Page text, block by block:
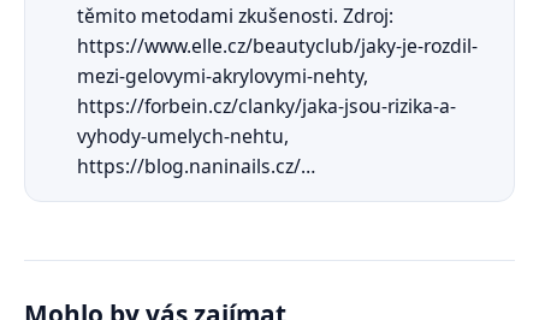
těmito metodami zkušenosti. Zdroj:
https://www.elle.cz/beautyclub/jaky-je-rozdil-
mezi-gelovymi-akrylovymi-nehty,
https://forbein.cz/clanky/jaka-jsou-rizika-a-
vyhody-umelych-nehtu,
https://blog.naninails.cz/…